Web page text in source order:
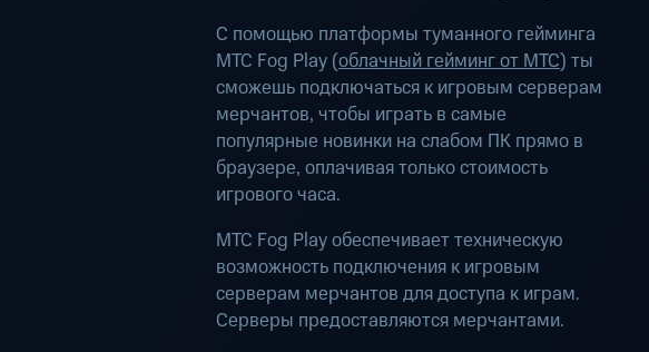
С помощью платформы туманного гейминга
МТС Fog Play (облачный гейминг от МТС) ты
сможешь подключаться к игровым серверам
мерчантов, чтобы играть в самые
популярные новинки на слабом ПК прямо в
браузере, оплачивая только стоимость
игрового часа.
МТС Fog Play обеспечивает техническую
возможность подключения к игровым
серверам мерчантов для доступа к играм.
Серверы предоставляются мерчантами.